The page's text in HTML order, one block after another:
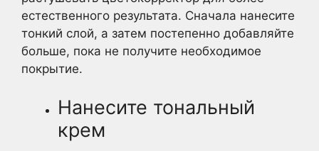
естественного результата. Сначала нанесите
тонкий слой, а затем постепенно добавляйте
больше, пока не получите необходимое
покрытие.
Нанесите тональный
крем